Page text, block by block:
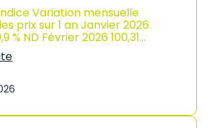
–
2
0
6
a
t
i
n
n
M
Variation mensuelle
prix sur 1 an Janvier 2026
% ND Février 2026 100,31…
n
i